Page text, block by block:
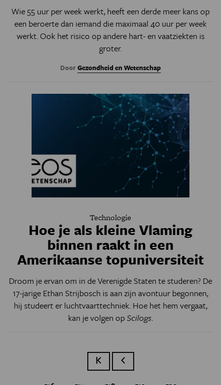
Wie 55 uur per week werkt, heeft een derde meer kans op
een beroerte dan iemand die maximaal 40 uur per week
werkt. Ook het risico op andere hart- en vaatziekten is
groter.
DoorGezondheid en Wetenschap
Technologie
Hoe je als kleine Vlaming
binnen raakt in een
Amerikaanse topuniversiteit
Droom je ervan om in de Verenigde Staten te studeren? De
17-jarige Ethan Strijbosch is aan zijn avontuur begonnen,
hij studeert er luchtvaarttechniek. Hoe het hem vergaat,
kan je volgen opScilogs.
Eerste paginaVorige pagina